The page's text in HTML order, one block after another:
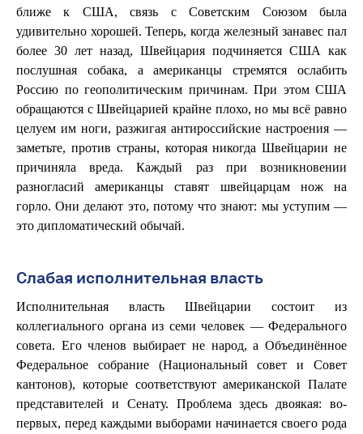
ближе к США, связь с Советским Союзом была
удивительно хорошей. Теперь, когда железный занавес пал
более 30 лет назад, Швейцария подчиняется США как
послушная собака, а американцы стремятся ослабить
Россию по геополитическим причинам. При этом США
обращаются с Швейцарией крайне плохо, но мы всё равно
целуем им ноги, разжигая антироссийские настроения —
заметьте, против страны, которая никогда Швейцарии не
причиняла вреда. Каждый раз при возникновении
разногласий американцы ставят швейцарцам нож на
горло. Они делают это, потому что знают: мы уступим —
это дипломатический обычай.
Слабая исполнительная власть
Исполнительная власть Швейцарии состоит из
коллегиального органа из семи человек — Федерального
совета. Его членов выбирает не народ, а Объединённое
Федеральное собрание (Национальный совет и Совет
кантонов), которые соответствуют американской Палате
представителей и Сенату. Проблема здесь двоякая: во-
первых, перед каждыми выборами начинается своего рода